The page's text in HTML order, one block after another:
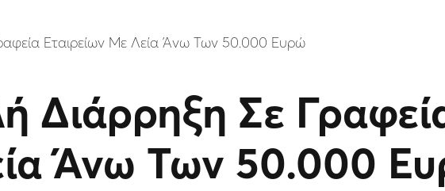
Εταιρείων Με Λεία Άνω Των 50.000 Ευρώ
Διάρρηξη Σε
Άνω Των 50.000